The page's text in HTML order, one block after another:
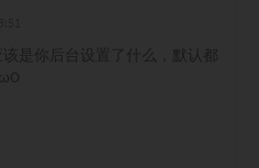
该是你后台设置了什么，默认都